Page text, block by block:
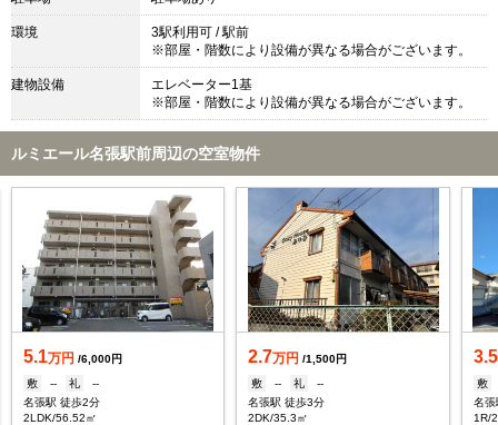
環境
3駅利用可 / 駅前
※部屋・階数により設備が異なる場合がございます。
建物設備
エレベーター1基
※部屋・階数により設備が異なる場合がございます。
ルミエール名張駅前周辺の空室物件
5.1万円 /6,000円
敷
-- 礼
--
名張駅 徒歩2分
2LDK/56.52㎡
2.7万円 /1,500円
敷
-- 礼
--
名張駅 徒歩3分
2DK/35.3㎡
3.5
敷
名張
1R/